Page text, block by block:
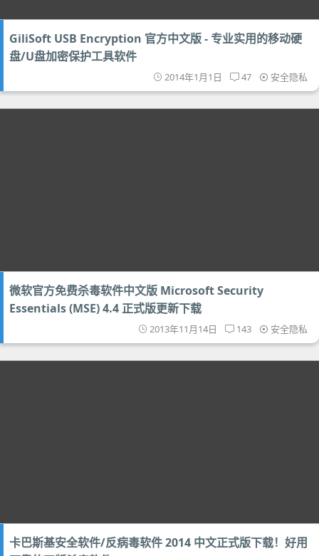
GiliSoft USB Encryption 官方中文版 - 专业实用的移动硬
盘/U盘加密保护工具软件
2014年1月1日 47 安全隐私
微软官方免费杀毒软件中文版 Microsoft Security
Essentials (MSE) 4.4 正式版更新下载
2013年11月14日 143 安全隐私
卡巴斯基安全软件/反病毒软件 2014 中文正式版下载！好用